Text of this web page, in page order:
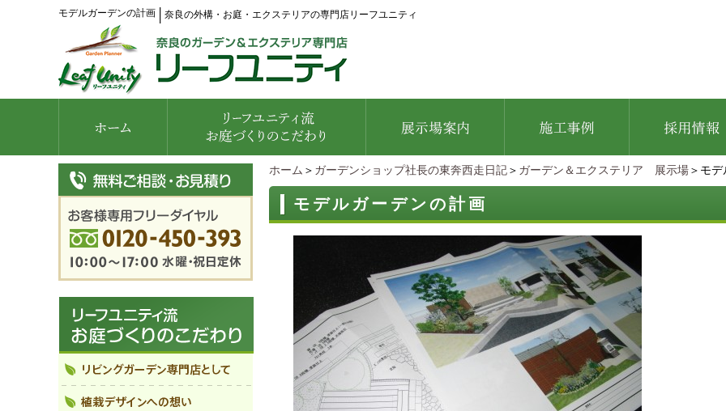
モデルガーデンの計画 奈良の外構・お庭・エクステリアの専門店リーフユニティ
ホーム ＞ ガーデンショップ社長の東奔西走日記 ＞ ガーデン＆エクステリア 展示場 ＞モ
モデルガーデンの計画